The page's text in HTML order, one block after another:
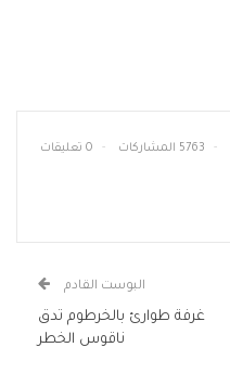
5763 المشاركات 0 تعليقات
البوست القادم
غرفة طوارئ بالخرطوم تدق
ناقوس الخطر